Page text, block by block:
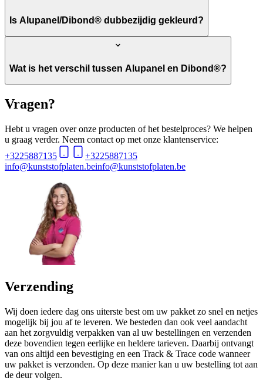
Is Alupanel/Dibond® dubbezijdig gekleurd?
Wat is het verschil tussen Alupanel en Dibond®?
Vragen?
Hebt u vragen over onze producten of het bestelproces? We helpen
u graag verder. Neem contact op met onze klantenservice:
+3225887135
+3225887135
info@kunststofplaten.beinfo@kunststofplaten.be
Verzending
Wij doen iedere dag ons uiterste best om uw pakket zo snel en netjes
mogelijk bij jou af te leveren. We besteden dan ook veel aandacht
aan het zorgvuldig verpakken van al uw bestellingen en verzenden
deze bovendien tegen eerlijke en heldere tarieven. Daarbij ontvangt
van ons altijd een bevestiging en een Track & Trace code wanneer
uw pakket is verzonden. Op deze manier kan u uw bestelling tot aan
de deur volgen.